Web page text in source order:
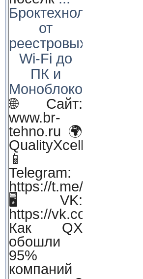
Броктехнолоджи:
от
реестровых
Wi-Fi до
ПК и
Моноблоков!
🌐 Сайт:
www.br-
tehno.ru 🌍
QualityXcellence.ru
📱
Telegram:
https://t.me/qx_lab_IT
🖥 VK:
https://vk.com/
Как QX
обошли
95%
компаний